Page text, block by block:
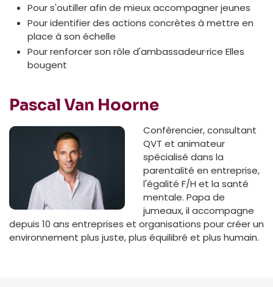
Pour s'outiller afin de mieux accompagner jeunes
Pour identifier des actions concrètes à mettre en
place à son échelle
Pour renforcer son rôle d'ambassadeur·rice Elles
bougent
Pascal Van Hoorne
Conférencier, consultant
QVT et animateur
spécialisé dans la
parentalité en entreprise,
l'égalité F/H et la santé
mentale. Papa de
jumeaux, il accompagne
depuis 10 ans entreprises et organisations pour créer un
environnement plus juste, plus équilibré et plus humain.